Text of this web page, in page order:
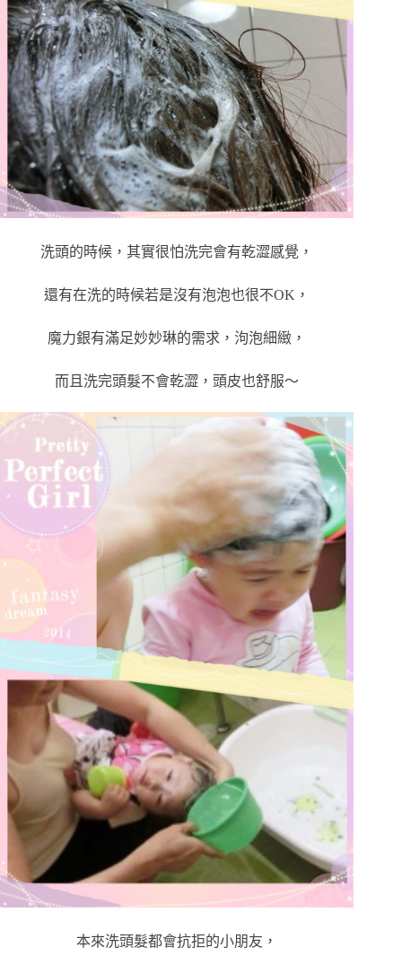
洗頭的時候，其實很怕洗完會有乾澀感覺，
還有在洗的時候若是沒有泡泡也很不OK，
魔力銀有滿足妙妙琳的需求，泃泡細緻，
而且洗完頭髮不會乾澀，頭皮也舒服～
本來洗頭髮都會抗拒的小朋友，